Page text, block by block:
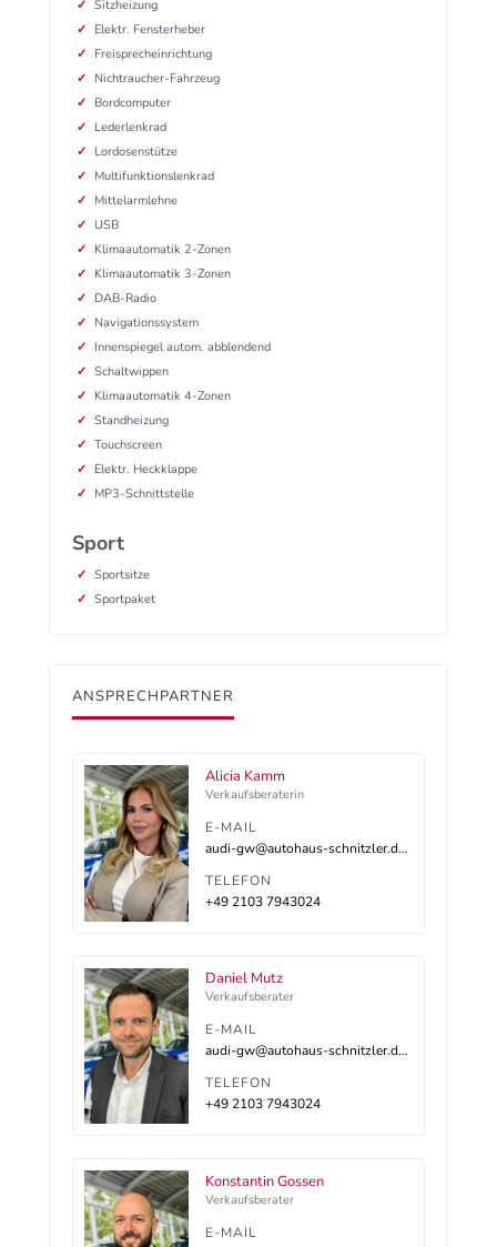
Sitzheizung
Elektr. Fensterheber
Freisprecheinrichtung
Nichtraucher-Fahrzeug
Bordcomputer
Lederlenkrad
Lordosenstütze
Multifunktionslenkrad
Mittelarmlehne
USB
Klimaautomatik 2-Zonen
Klimaautomatik 3-Zonen
DAB-Radio
Navigationssystem
Innenspiegel autom. abblendend
Schaltwippen
Klimaautomatik 4-Zonen
Standheizung
Touchscreen
Elektr. Heckklappe
MP3-Schnittstelle
Sport
Sportsitze
Sportpaket
ANSPRECHPARTNER
Alicia Kamm
Verkaufsberaterin
E-MAIL
audi-gw@autohaus-schnitzler.dealerdesk.de
TELEFON
+49 2103 7943024
Daniel Mutz
Verkaufsberater
E-MAIL
audi-gw@autohaus-schnitzler.dealerdesk.de
TELEFON
+49 2103 7943024
Konstantin Gossen
Verkaufsberater
E-MAIL